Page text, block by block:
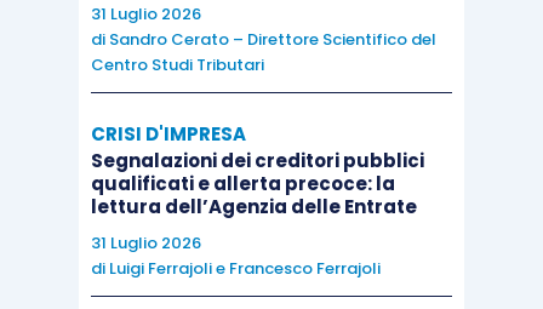
formazione, istruzione ed assistenza ad attività
sportiva dilettantistica beneficiano dell’esenzione
precedenza in alcuni ambiti sostenuto, tale favor alle
sole prestazioni rese in funzione di una
partecipazione a gare e/o a manifestazioni
sportive…” –Cass. Civ., Sez. lavoro, ordinanza n.
24365 del 30.09.2019
31 Luglio 2026
di Sandro Cerato – Direttore Scientifico del
Centro Studi Tributari
CRISI D'IMPRESA
Segnalazioni dei creditori pubblici
qualificati e allerta precoce: la
lettura dell’Agenzia delle Entrate
31 Luglio 2026
di Luigi Ferrajolie Francesco Ferrajoli